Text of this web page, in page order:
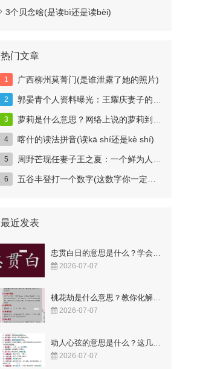
3个贝念啥(是读bì还是读bèi)
热门文章
广西柳州莫菁门(是谁泄露了她的照片)
郭晏青个人资料曝光：王耀庆妻子的科技女神身份揭秘
萝莉是什么意思？网络上说的萝莉到底指什么？
喀什的读法拼音(读kā shí还是kè shí)
周野芒现任妻子王之夏：一个鲜为人知的妻子
五谷丰登打一个数字(这数字你一定猜得到)
最近发表
忠贯白日的意思是什么？学会这样用更显智慧！
2026-07-07
桃花劫是什么意思？教你化解烂桃花的秘籍！
2026-07-07
2026-07-07